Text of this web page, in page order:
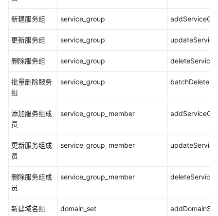
量
析
志
管
通
授
新建服务组 service_group
更新服务组 service_group
删除服务组 service_group
批量删除服务
组
service_group
添加服务组成
员
service_group_member
更新服务组成
员
service_group_member
删除服务组成
员
service_group_member
新建域名组 domain_set addDomainSet